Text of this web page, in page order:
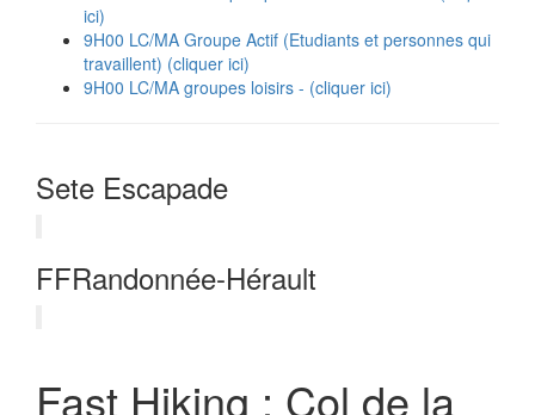
ici)
9H00 LC/MA Groupe Actif (Etudiants et personnes qui
travaillent) (cliquer ici)
9H00 LC/MA groupes loisirs - (cliquer ici)
Sete Escapade
FFRandonnée-Hérault
Fast Hiking : Col de la